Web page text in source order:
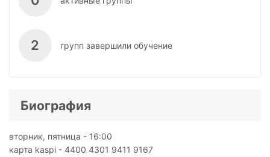
2 групп завершили обучение
Биография
вторник, пятница - 16:00
карта kaspi - 4400 4301 9411 9167